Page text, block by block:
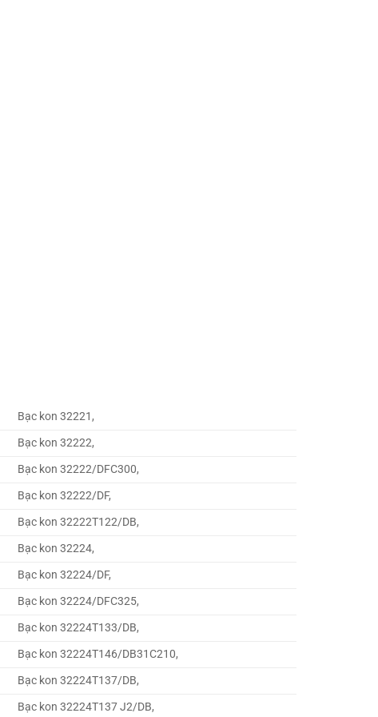
Bạc kon 32221,
Bạc kon 32222,
Bạc kon 32222/DFC300,
Bạc kon 32222/DF,
Bạc kon 32222T122/DB,
Bạc kon 32224,
Bạc kon 32224/DF,
Bạc kon 32224/DFC325,
Bạc kon 32224T133/DB,
Bạc kon 32224T146/DB31C210,
Bạc kon 32224T137/DB,
Bạc kon 32224T137 J2/DB,